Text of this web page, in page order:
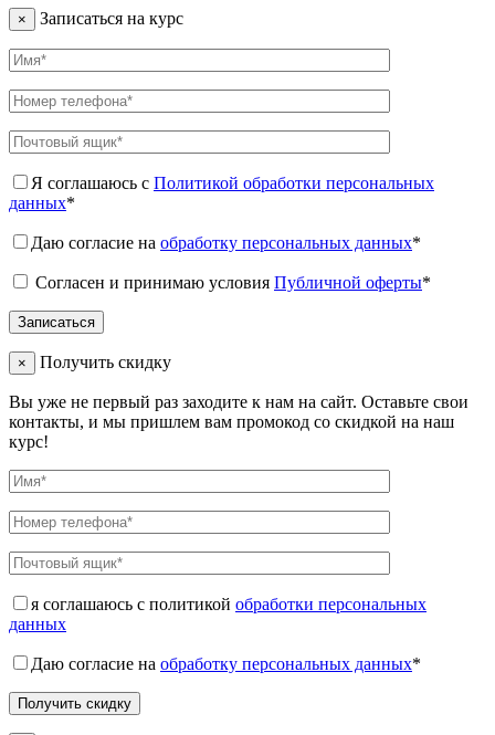
× Записаться на курс
Я соглашаюсь с Политикой обработки персональных
данных*
Даю согласие на обработку персональных данных*
Согласен и принимаю условия Публичной оферты*
× Получить скидку
Вы уже не первый раз заходите к нам на сайт. Оставьте свои
контакты, и мы пришлем вам промокод со скидкой на наш
курс!
я соглашаюсь с политикой обработки персональных
данных
Даю согласие на обработку персональных данных*